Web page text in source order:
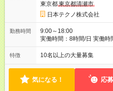
東京都東京都清瀬市
日本テクノ株式会社
勤務時間
9:00～18:00
実働時間：8時間/日 実働
ト勤務もあります 勤務状
り。 その場合、振替/代休
特徴 10名以上の大量募集
気になる！ 応